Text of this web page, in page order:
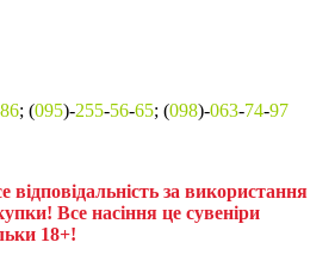
86; (095)-255-56-65; (098)-063-74-97
відповідальність за використання
Все насіння це сувеніри
18+!